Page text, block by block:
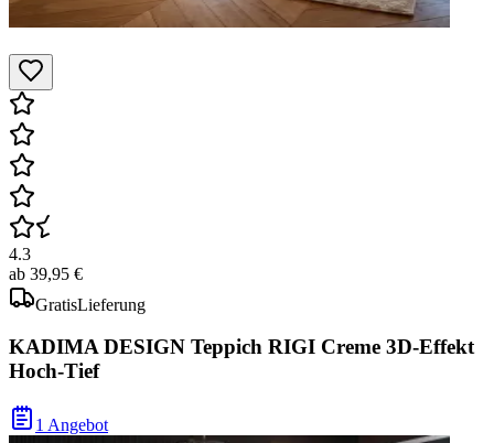
4.3
ab 39,95 €
GratisLieferung
KADIMA DESIGN Teppich RIGI Creme 3D-Effekt
Hoch-Tief
1 Angebot